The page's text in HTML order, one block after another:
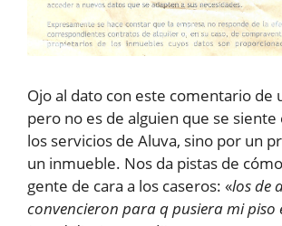
Ojo al dato con este comentario de
pero no es de alguien que se
los servicios de Aluva, sino por un
un inmueble. Nos da pistas de
gente de cara a los caseros: «los de
convencieron para q pusiera mi piso